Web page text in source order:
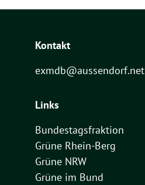
Kontakt
exmdb@aussendorf.net
Links
Bundestagsfraktion
Grüne Rhein-Berg
Grüne NRW
Grüne im Bund